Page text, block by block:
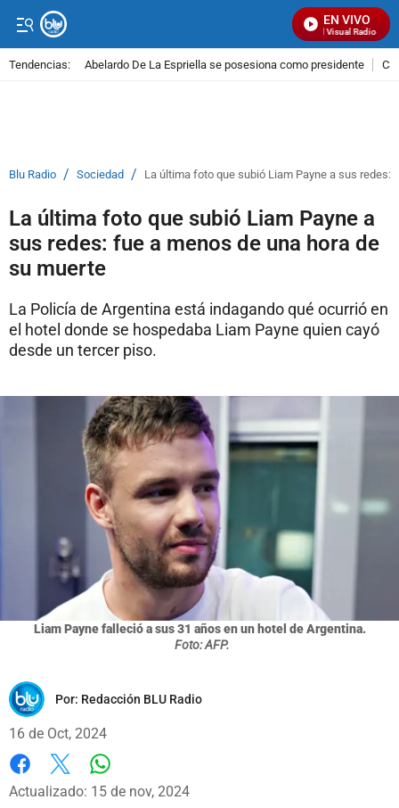
EN VIVO
Señal Visual Radio
Tendencias: Abelardo De La Espriella se posesiona como presidente
Blu Radio / Sociedad / La última foto que subió Liam Payne a sus redes:
La última foto que subió Liam Payne a
sus redes: fue a menos de una hora de
su muerte
La Policía de Argentina está indagando qué ocurrió en
el hotel donde se hospedaba Liam Payne quien cayó
desde un tercer piso.
Liam Payne falleció a sus 31 años en un hotel de Argentina.
Foto: AFP.
Por: Redacción BLU Radio
16 de Oct, 2024
Facebook
X
Actualizado: 15 de nov, 2024